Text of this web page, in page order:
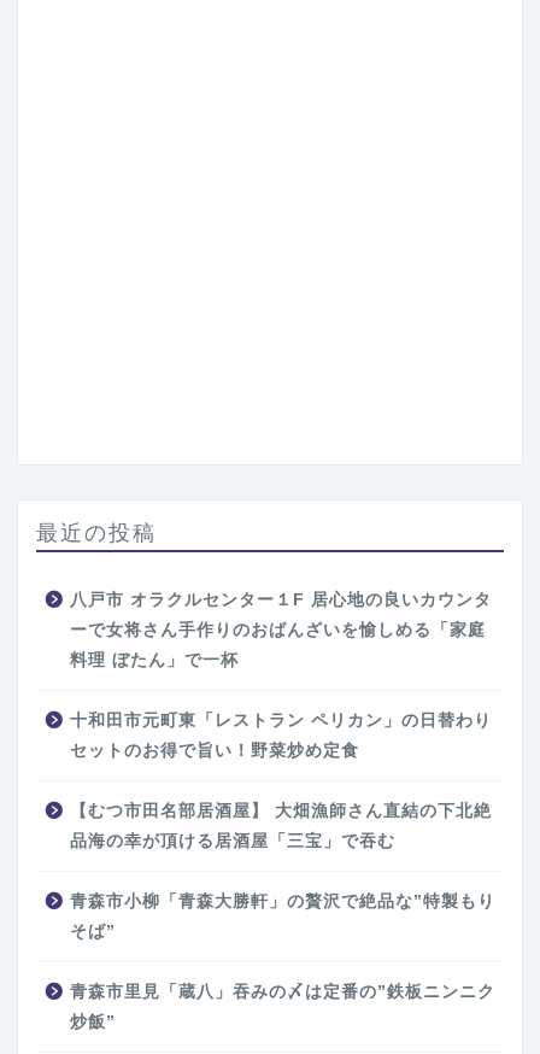
最近の投稿
八戸市 オラクルセンター１F 居心地の良いカウンタ
ーで女将さん手作りのおばんざいを愉しめる「家庭
料理 ぼたん」で一杯
十和田市元町東「レストラン ペリカン」の日替わり
セットのお得で旨い！野菜炒め定食
【むつ市田名部居酒屋】 大畑漁師さん直結の下北絶
品海の幸が頂ける居酒屋「三宝」で吞む
青森市小柳「青森大勝軒」の贅沢で絶品な”特製もり
そば”
青森市里見「蔵八」吞みの〆は定番の”鉄板ニンニク
炒飯”